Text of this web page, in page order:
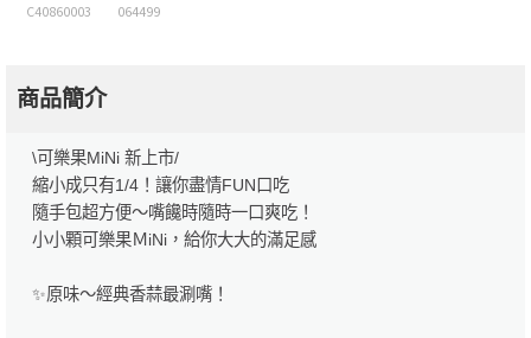
C40860003 064499
商品簡介
\可樂果MiNi 新上市/
縮小成只有1/4！讓你盡情FUN口吃
隨手包超方便～嘴饞時隨時一口爽吃！
小小顆可樂果ＭiNi，給你大大的滿足感
✨原味～經典香蒜最涮嘴！